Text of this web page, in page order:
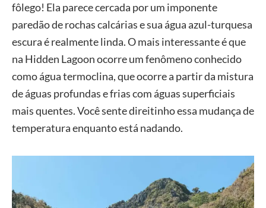
fôlego! Ela parece cercada por um imponente
paredão de rochas calcárias e sua água azul-turquesa
escura é realmente linda. O mais interessante é que
na Hidden Lagoon ocorre um fenômeno conhecido
como água termoclina, que ocorre a partir da mistura
de águas profundas e frias com águas superficiais
mais quentes. Você sente direitinho essa mudança de
temperatura enquanto está nadando.